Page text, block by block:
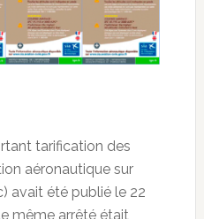
tarification des
aéronautique sur
avait été publié le 22
même arrêté était